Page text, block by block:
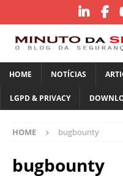
HOME NOTÍCIAS
LGPD & PRIVACY
HOME bugbounty
bugbounty